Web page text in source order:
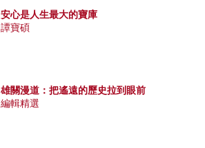
安心是人生最大的寶庫
譚寶碩
雄關漫道：把遙遠的歷史拉到眼前
編輯精選